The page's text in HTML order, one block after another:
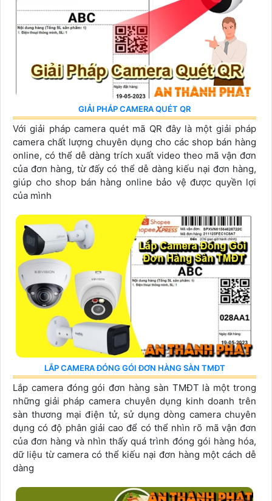
GIẢI PHÁP CAMERA QUÉT QR
Với giải pháp camera quét mã QR đây là một giải pháp
camera chất lượng chuyên dụng cho các shop bán hàng
online, có thể dễ dàng trích xuất video theo mã vận đơn
của đơn hàng, từ đấy có thể dễ dàng kiếu nại đơn hàng,
giúp cho shop bán hàng online bảo vệ được quyền lợi
của mình
LẮP CAMERA ĐÓNG GÓI ĐƠN HÀNG SÀN TMĐT
Lắp camera đóng gói đơn hàng sàn TMĐT là một trong
những giải pháp camera chuyên dụng kinh doanh trên
sàn thương mại điện tử, sử dụng dòng camera chuyên
dụng có độ phân giải cao để có thể nhìn rõ mã vận đơn
của đơn hàng và nhìn thấy quá trình đóng gói hàng hóa,
dữ liệu từ camera có thể kiếu nại đơn hàng một cách dễ
dàng